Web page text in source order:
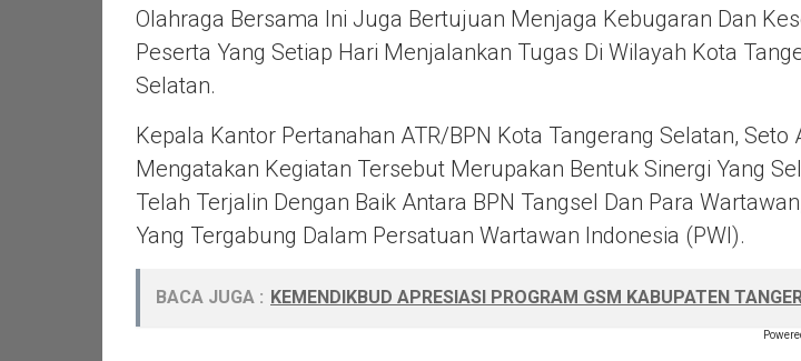
Olahraga Bersama Ini Juga Bertujuan Menjaga Kebugaran Dan
Peserta Yang Setiap Hari Menjalankan Tugas Di Wilayah Kota
Selatan.
Kepala Kantor Pertanahan ATR/BPN Kota Tangerang Selatan, Seto
Mengatakan Kegiatan Tersebut Merupakan Bentuk Sinergi Yang
Telah Terjalin Dengan Baik Antara BPN Tangsel Dan Para
Yang Tergabung Dalam Persatuan Wartawan Indonesia (PWI).
BACA JUGA : KEMENDIKBUD APRESIASI PROGRAM GSM KABUPATEN